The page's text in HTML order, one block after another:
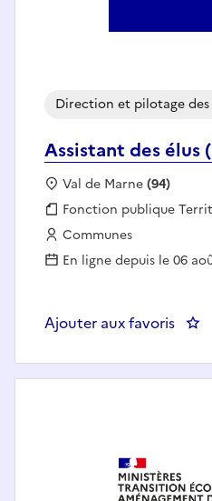
Assistant des
Direction et pilotage
Localisation :
Val de Marne(94)
Fonction publique :
Fonction publique
Employeur :
Communes
En ligne depuis le 06
Ajouter aux favoris :